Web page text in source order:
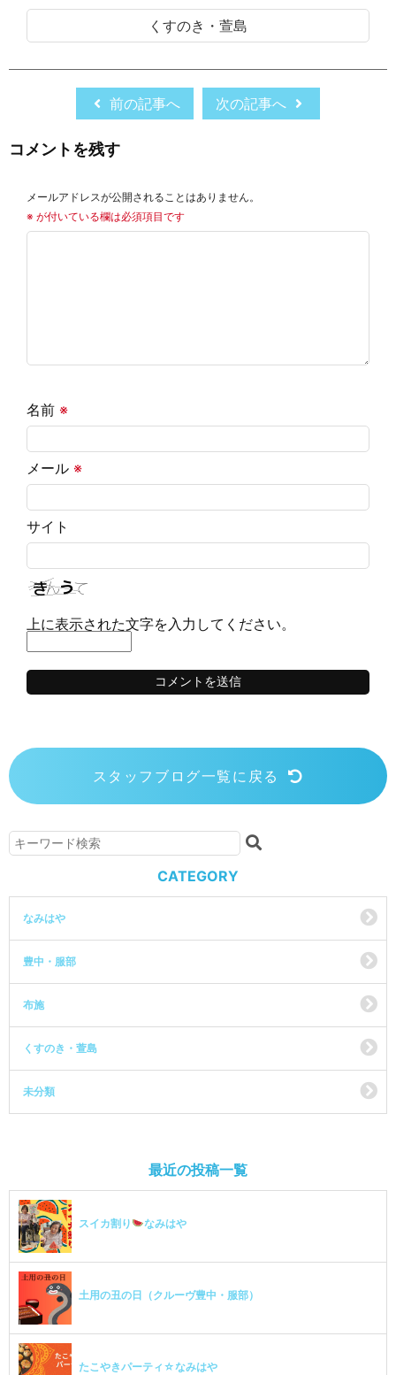
くすのき・萱島
前の記事へ 次の記事へ
コメントを残す
メールアドレスが公開されることはありません。
※ が付いている欄は必須項目です
名前 ※
メール ※
サイト
上に表示された文字を入力してください。
スタッフブログ一覧に戻る
CATEGORY
なみはや
豊中・服部
布施
くすのき・萱島
未分類
最近の投稿一覧
スイカ割り なみはや
土用の丑の日（クルーヴ豊中・服部）
たこやきパーティ☆なみはや